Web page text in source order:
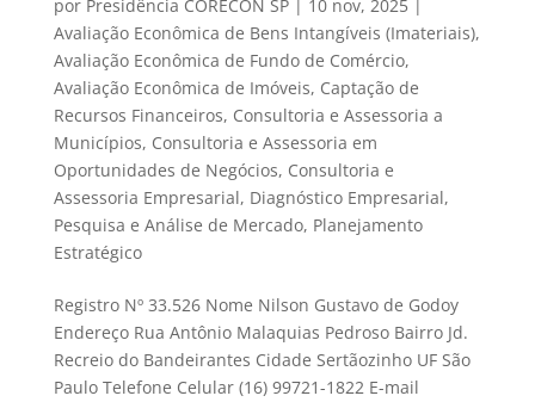
por Presidência CORECON SP| 10 nov, 2025|
Avaliação Econômica de Bens Intangíveis (Imateriais),
Avaliação Econômica de Fundo de Comércio,
Avaliação Econômica de Imóveis, Captação de
Recursos Financeiros, Consultoria e Assessoria a
Municípios, Consultoria e Assessoria em
Oportunidades de Negócios, Consultoria e
Assessoria Empresarial, Diagnóstico Empresarial,
Pesquisa e Análise de Mercado, Planejamento
Estratégico
Registro Nº 33.526 Nome Nilson Gustavo de Godoy
Endereço Rua Antônio Malaquias Pedroso Bairro Jd.
Recreio do Bandeirantes Cidade Sertãozinho UF São
Paulo Telefone Celular (16) 99721-1822 E-mail